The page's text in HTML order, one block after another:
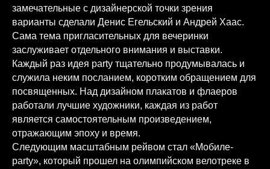
замечательные с дизайнерской точки зрения
варианты сделали Денис Егельский и Андрей Хаас.
Сама тема пригласительных для вечеринки
заслуживает отдельного внимания и выставки.
Каждый раз идея party тщательно продумывалась и
служила неким посланием, коротким обращением для
посвященных. Над дизайном плакатов и флаеров
работали лучшие художники, каждая из работ
является самостоятельным произведением,
отражающим эпоху и время.
Следующим масштабным рейвом стал «Мобиле-
party», который прошел на олимпийском велотреке в